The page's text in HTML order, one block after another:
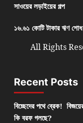
সাওয়ের লড়াইয়ের গল্প
১৬.৬১ কোটি টাকার ঋণ শোধ
All Rights
Recent Posts
বিচ্ছেদের পথে ব্রেক!
কি বরফ গলছে?